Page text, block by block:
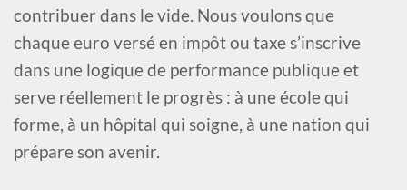
contribuer dans le vide. Nous voulons que
chaque euro versé en impôt ou taxe s’inscrive
dans une logique de performance publique et
serve réellement le progrès : à une école qui
forme, à un hôpital qui soigne, à une nation qui
prépare son avenir.